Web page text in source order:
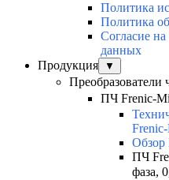
Политика
Политика
Согласие
данных
Продукция
▼
Преобразователи
ПЧ Frenic-
Обзор
ПЧ
фаза,